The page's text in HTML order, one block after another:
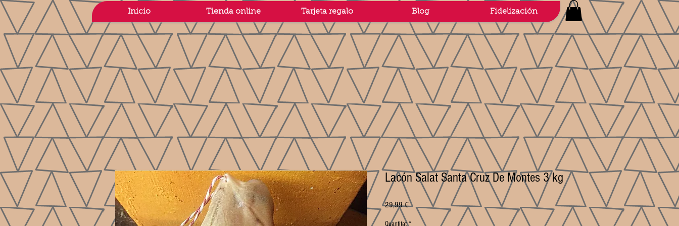
Inicio Tienda online Tarjeta regalo Blog Fidelización
Lacón Salat Santa Cruz De Montes 3 kg
29,99 €Price
Quantitat *